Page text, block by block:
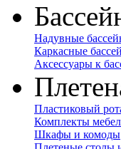
Надувные
Каркасные
Аксессуары к
Пластиковый
Комплекты
Шкафы и комоды